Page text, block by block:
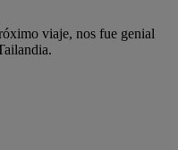
viaje, nos fue genial